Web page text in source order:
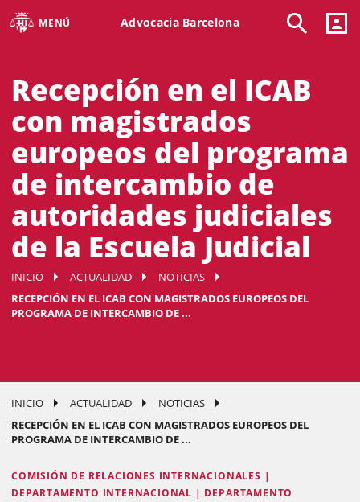
MENÚ Advocacia Barcelona
Recepción en el ICAB
con magistrados
europeos del programa
de intercambio de
autoridades judiciales
de la Escuela Judicial
INICIO ACTUALIDAD
NOTICIAS
RECEPCIÓN EN EL ICAB CON MAGISTRADOS EUROPEOS DEL
PROGRAMA DE INTERCAMBIO DE ...
INICIO ACTUALIDAD
NOTICIAS
RECEPCIÓN EN EL ICAB CON MAGISTRADOS EUROPEOS DEL
PROGRAMA DE INTERCAMBIO DE ...
COMISIÓN DE RELACIONES INTERNACIONALES |
DEPARTAMENTO INTERNACIONAL | DEPARTAMENTO